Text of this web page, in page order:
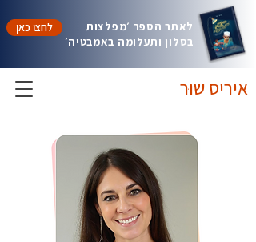
איריס שוּר
לחצו כאן
לאתר הספר ׳מפלצות
בסלון ותעלומה באמבטיה׳